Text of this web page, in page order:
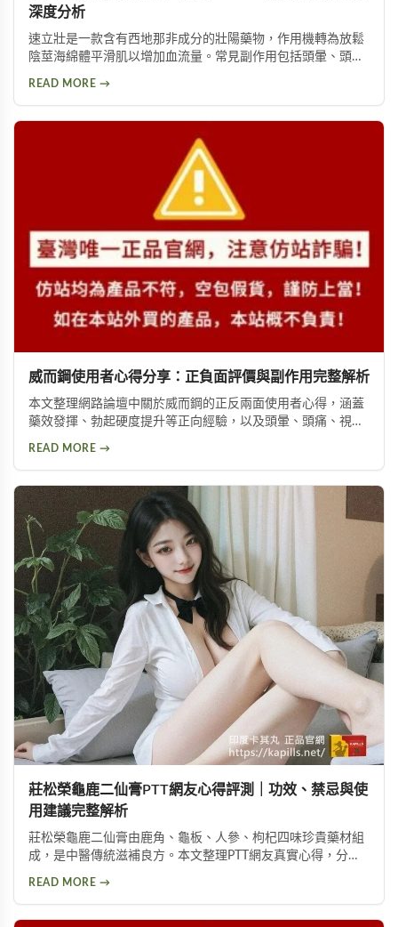
深度分析
速立壯是一款含有西地那非成分的壯陽藥物，作用機轉為放鬆
陰莖海綿體平滑肌以增加血流量。常見副作用包括頭暈、頭
你全面了解這款產品的優缺點，以及是否有更好的替代選擇。
READ MORE →
威而鋼使用者心得分享：正負面評價與副作用完整解析
本文整理網路論壇中關於威而鋼的正反兩面使用者心得，涵蓋
藥效發揮、勃起硬度提升等正向經驗，以及頭暈、頭痛、視覺
READ MORE →
莊松榮龜鹿二仙膏PTT網友心得評測｜功效、禁忌與使
用建議完整解析
莊松榮龜鹿二仙膏由鹿角、龜板、人參、枸杞四味珍貴藥材組
成，是中醫傳統滋補良方。本文整理PTT網友真實心得，分析
READ MORE →